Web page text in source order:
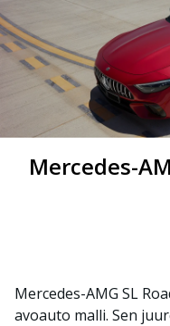
Mercedes-
Mercedes-AMG SL
avoauto malli. Sen